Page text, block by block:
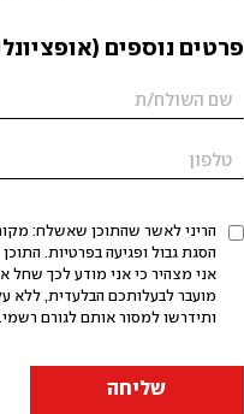
פרטים נוספים
הריני לאשר שהתוכן שאשלח:
אני מצהיר כי אני מודע לכך שחל
מועבר לבעלותכם הבלעדית, ללא
ותידרשו למסור אותם לגורם
שליחה